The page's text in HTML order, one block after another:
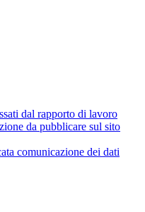
dal rapporto di lavoro
da pubblicare sul sito
comunicazione dei dati